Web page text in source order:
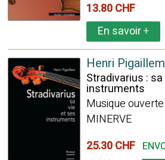
13.80 CHF
En savoir+
Henri Pigaillem
Stradivarius :
instruments
Musique ouverte
MINERVE
25.30 CHF